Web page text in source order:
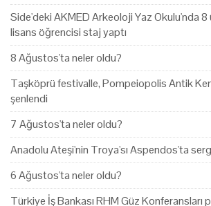
Side'deki AKMED Arkeoloji Yaz Okulu'nda
lisans öğrencisi staj yaptı
8 Ağustos'ta neler oldu?
Taşköprü festivalle, Pompeiopolis Antik
şenlendi
7 Ağustos'ta neler oldu?
Anadolu Ateşi'nin Troya'sı Aspendos'ta
6 Ağustos'ta neler oldu?
Türkiye İş Bankası RHM Güz Konferansları